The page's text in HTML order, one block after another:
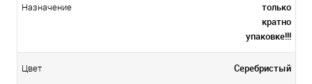
Назначение
только
кратно
упаковке!!!
Цвет Серебристый